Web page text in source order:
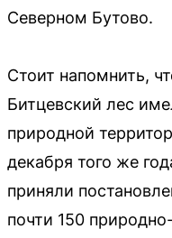
Северном Бутово.
Стоит напомнить,
Битцевский лес
природной
декабря того же
приняли
почти 150